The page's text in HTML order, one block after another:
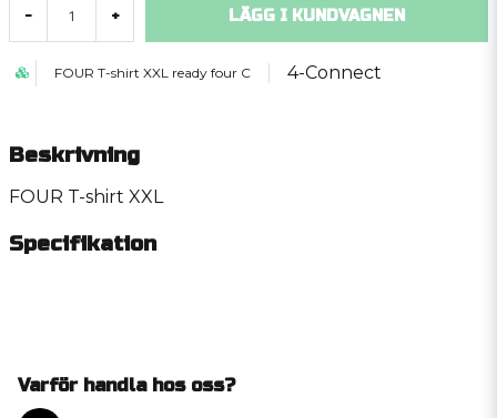
- + LÄGG I KUNDVAGNEN
FOUR T-shirt XXL ready four C 4-Connect
Beskrivning
FOUR T-shirt XXL
Specifikation
Varför handla hos oss?